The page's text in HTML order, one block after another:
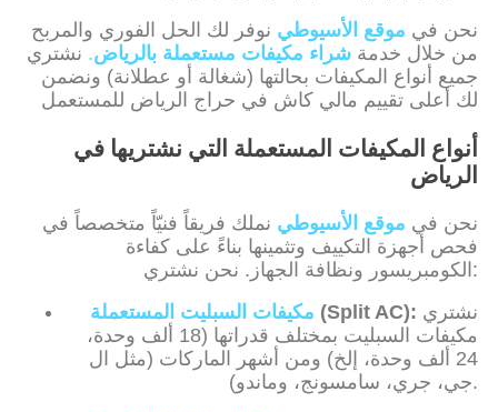
نحن في موقع الأسيوطي نوفر لك الحل الفوري والمربح
من خلال خدمة شراء مكيفات مستعملة بالرياض. نشتري
جميع أنواع المكيفات بحالتها (شغالة أو عطلانة) ونضمن
لك أعلى تقييم مالي كاش في حراج الرياض للمستعمل
أنواع المكيفات المستعملة التي نشتريها في
الرياض
نحن في موقع الأسيوطي نملك فريقاً فنيّاً متخصصاً في
فحص أجهزة التكييف وتثمينها بناءً على كفاءة
الكومبريسور ونظافة الجهاز. نحن نشتري:
مكيفات السبليت المستعملة (Split AC):
مكيفات السبليت بمختلف قدراتها (18 ألف وحدة،
24 ألف وحدة، إلخ) ومن أشهر الماركات (مثل ال
جي، جري، سامسونج، وماندو).